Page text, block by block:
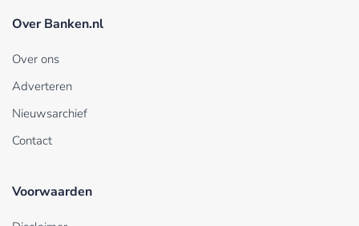
Over Banken.nl
Over ons
Adverteren
Nieuwsarchief
Contact
Voorwaarden